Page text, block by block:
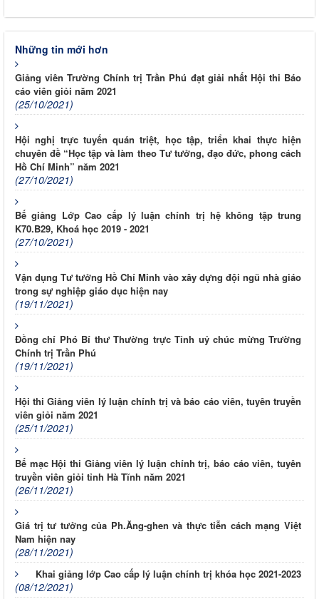
Những tin mới hơn
Giảng viên Trường Chính trị Trần Phú đạt giải nhất Hội thi Báo
cáo viên giỏi năm 2021
(25/10/2021)
Hội nghị trực tuyến quán triệt, học tập, triển khai thực hiện
chuyên đề “Học tập và làm theo Tư tưởng, đạo đức, phong cách
Hồ Chí Minh” năm 2021
(27/10/2021)
Bế giảng Lớp Cao cấp lý luận chính trị hệ không tập trung
K70.B29, Khoá học 2019 - 2021
(27/10/2021)
Vận dụng Tư tưởng Hồ Chí Minh vào xây dựng đội ngũ nhà giáo
trong sự nghiệp giáo dục hiện nay
(19/11/2021)
Đồng chí Phó Bí thư Thường trực Tỉnh uỷ chúc mừng Trường
Chính trị Trần Phú
(19/11/2021)
Hội thi Giảng viên lý luận chính trị và báo cáo viên, tuyên truyền
viên giỏi năm 2021
(25/11/2021)
Bế mạc Hội thi Giảng viên lý luận chính trị, báo cáo viên, tuyên
truyền viên giỏi tỉnh Hà Tĩnh năm 2021
(26/11/2021)
Giá trị tư tưởng của Ph.Ăng-ghen và thực tiễn cách mạng Việt
Nam hiện nay
(28/11/2021)
Khai giảng lớp Cao cấp lý luận chính trị khóa học 2021-2023
(08/12/2021)